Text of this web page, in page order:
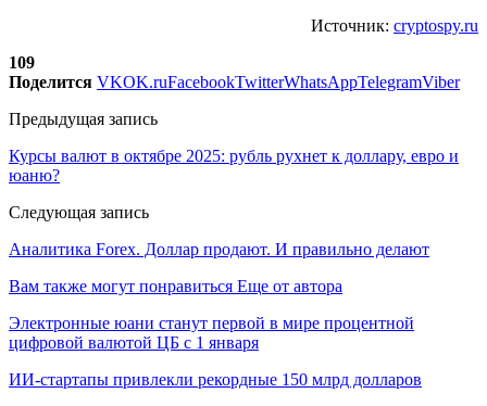
Источник: cryptospy.ru
109
Поделится VKOK.ruFacebookTwitterWhatsAppTelegramViber
Предыдущая запись
Курсы валют в октябре 2025: рубль рухнет к доллару, евро и
юаню?
Следующая запись
Аналитика Forex. Доллар продают. И правильно делают
Вам также могут понравиться Еще от автора
Электронные юани станут первой в мире процентной
цифровой валютой ЦБ с 1 января
ИИ-стартапы привлекли рекордные 150 млрд долларов